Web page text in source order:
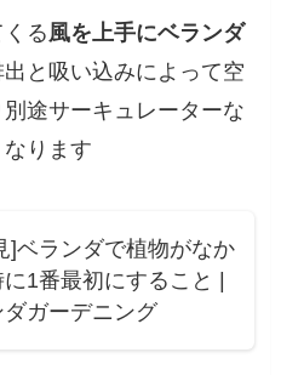
る 風を上手にベランダ
と吸い込みによって空
途サーキュレーターな
ります
]ベランダで植物がなか
1番最初にすること |
ガーデニング